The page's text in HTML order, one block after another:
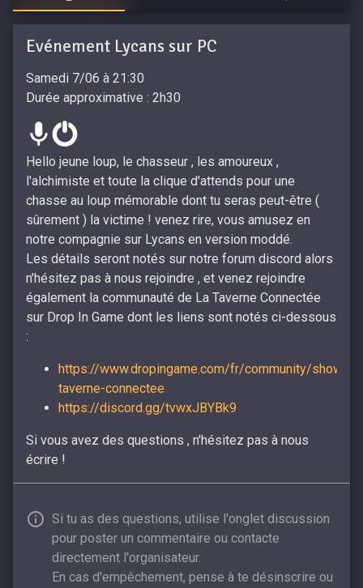
Evénement Lycans sur PC
Samedi 7/06 à 21:30
Durée approximative : 2h30
Hello jeune loup, le chasseur , les amoureux ,
l'alchimiste et toute la clique d'attends pour une
chasse au loup mémorable dont tu seras peut-être (
sûrement ) la victime ! venez rire, vous amusez en
notre compagnie sur Lycans en version moddé.
Les détails seront notés sur notre forum discord alors
n'hésitez pas à nous rejoindre , et venez rejoindre
également la communauté de La Taverne Connectée
sur Drop In Game dont les liens sont notés ci-dessous
:
https://www.dropingame.com/fr/community/show/la-
taverne-connectee
https://discord.gg/tvwxJBYBk9
Si vous avez des questions , n'hésitez pas à nous
écrire !
Si tu as des questions, utilise l'onglet discussion
pour poster un commentaire ou contacte
directement l'organisateur.
En cas d'empêchement, pense à te désinscrire ou